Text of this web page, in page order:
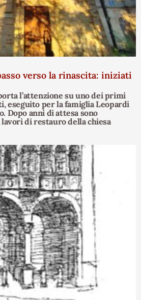
verso la rinascita: iniziati
l’attenzione su uno dei primi
eseguito per la famiglia Leopardi
Dopo anni di attesa sono
di restauro della chiesa